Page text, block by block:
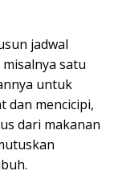
jadwal
satu
untuk
dan mencicipi,
dari makanan